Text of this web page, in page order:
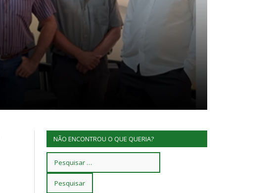
NÃO ENCONTROU O QUE QUERIA?